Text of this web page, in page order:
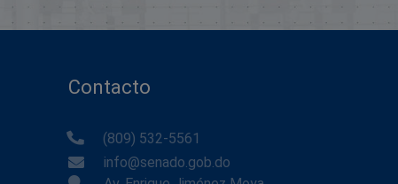
Contacto
(809) 532-5561
info@senado.gob.do